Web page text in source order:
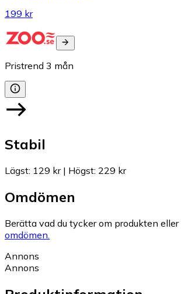
199 kr
Pristrend 3 mån
Stabil
Lägst: 129 kr| Högst: 229 kr
Omdömen
Berätta vad du tycker om produkten
omdömen.
Annons
Annons